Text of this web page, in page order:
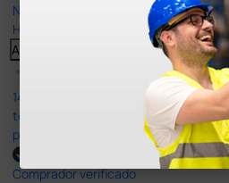
Nuestras reseñas de 4 y 5 estrellas.
Haga clic aquí para leerlos todos >
Anterior
14 Jul 2026
todo correcto. podria señalar que un
plazo de entrega se alarga.
Comprador verificado